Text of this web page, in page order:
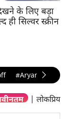
के लिए बड़ा
सिल्वर स्क्रीन
#Aryan Khan
| लोकप्रिय